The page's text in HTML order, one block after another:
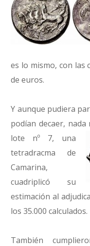
es lo mismo, con las
de euros.
Y aunque pudiera
podían decaer,
lote nº 7, una
tetradracma de
Camarina,
cuadriplicó su
estimación al
los 35.000 calculados.
También